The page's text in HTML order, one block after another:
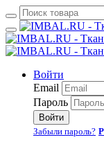
Войти
Email
Пароль
Войти
Забыли пароль?